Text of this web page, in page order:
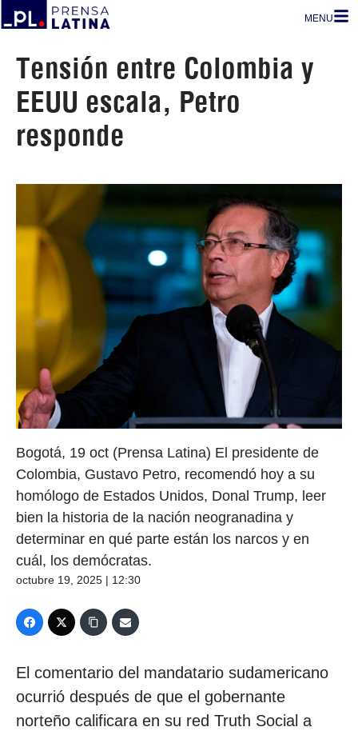
MENU
Tensión entre Colombia y
EEUU escala, Petro
responde
Bogotá, 19 oct (Prensa Latina) El presidente de
Colombia, Gustavo Petro, recomendó hoy a su
homólogo de Estados Unidos, Donal Trump, leer
bien la historia de la nación neogranadina y
determinar en qué parte están los narcos y en
cuál, los demócratas.
octubre 19, 2025 | 12:30
El comentario del mandatario sudamericano
ocurrió después de que el gobernante
norteño calificara en su red Truth Social a